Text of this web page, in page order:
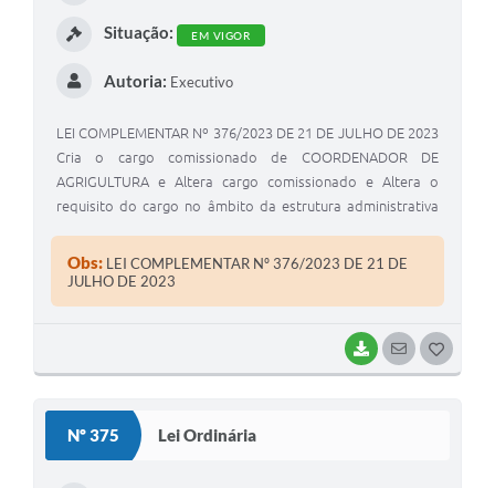
BAIXARSEGUIR
Situação: EM VIGOR
Autoria: Executivo
LEI COMPLEMENTAR Nº 376/2023 DE 21 DE JULHO DE 2023
Cria o cargo comissionado de COORDENADOR DE
AGRIGULTURA e Altera cargo comissionado e Altera o
requisito do cargo no âmbito da estrutura administrativa
Obs: LEI COMPLEMENTAR Nº 376/2023 DE 21 DE
JULHO DE 2023
Nº 375 Lei Ordinária